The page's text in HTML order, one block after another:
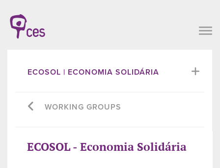
ECOSOL | ECONOMIA SOLIDÁRIA
WORKING GROUPS
ECOSOL - Economia Solidária